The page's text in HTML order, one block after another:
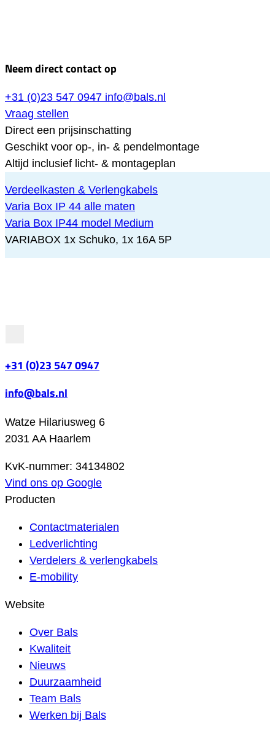
Neem direct contact op
+31 (0)23 547 0947 info@bals.nl
Vraag stellen
Direct een prijsinschatting
Geschikt voor op-, in- & pendelmontage
Altijd inclusief licht- & montageplan
Verdeelkasten & Verlengkabels
Varia Box IP 44 alle maten
Varia Box IP44 model Medium
VARIABOX 1x Schuko, 1x 16A 5P
+31 (0)23 547 0947
info@bals.nl
Watze Hilariusweg 6
2031 AA Haarlem
KvK-nummer: 34134802
Vind ons op Google
Producten
Contactmaterialen
Ledverlichting
Verdelers & verlengkabels
E-mobility
Website
Over Bals
Kwaliteit
Nieuws
Duurzaamheid
Team Bals
Werken bij Bals